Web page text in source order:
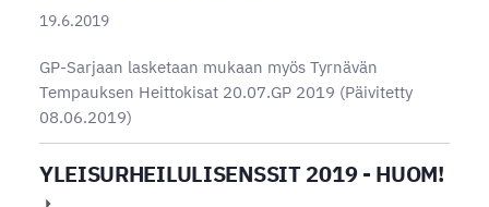
19.6.2019
GP-Sarjaan lasketaan mukaan myös Tyrnävän
Tempauksen Heittokisat 20.07.GP 2019 (Päivitetty
08.06.2019)
YLEISURHEILULISENSSIT 2019 - HUOM!